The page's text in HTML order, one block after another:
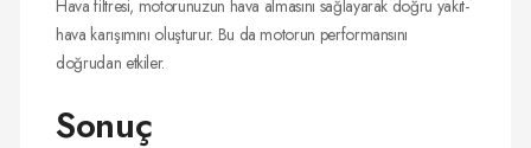
Hava filtresi, motorunuzun hava almasını sağlayarak doğru yakıt-
hava karışımını oluşturur. Bu da motorun performansını
doğrudan etkiler.
Sonuç